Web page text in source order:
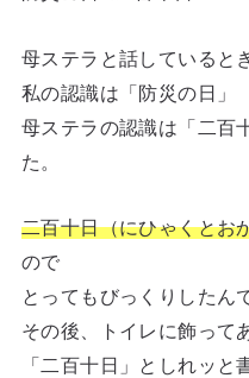
母ステラと話していると
私の認識は「防災の日」
母ステラの認識は「二百
た。
二百十日（にひゃくとお
ので
とってもびっくりしたん
その後、トイレに飾って
「二百十日」としれッと